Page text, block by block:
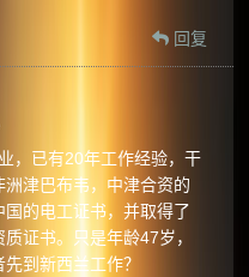
回复
，已有20年工作经验，干
津巴布韦，中津合资的
的电工证书，并取得了
证书。只是年龄47岁，
到新西兰工作？